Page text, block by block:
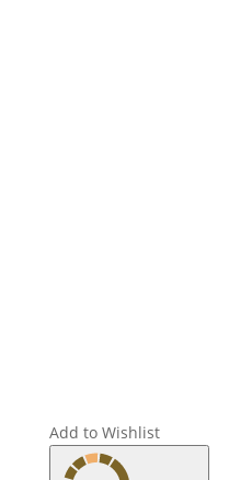
Add to Wishlist